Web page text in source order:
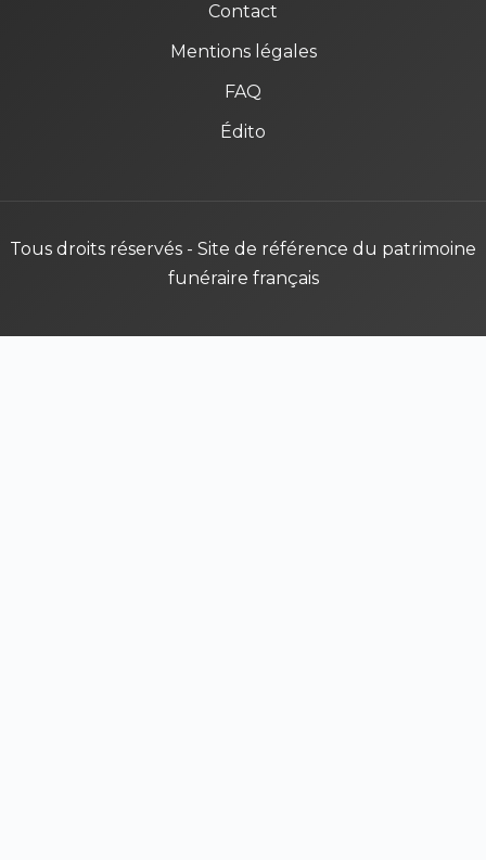
Contact
Mentions légales
FAQ
Édito
Tous droits réservés - Site de référence du patrimoine
funéraire français